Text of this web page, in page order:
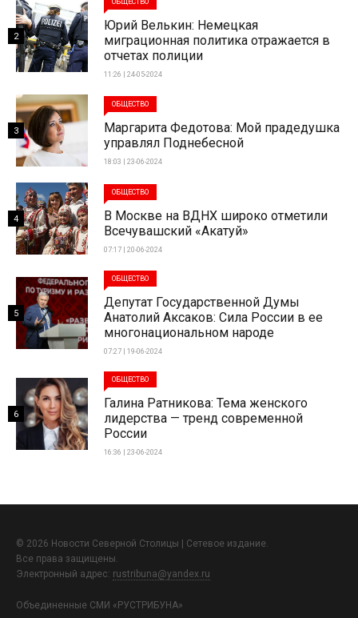
ОБЩЕСТВО
Юрий Велькин: Немецкая
миграционная политика отражается в
отчетах полиции
11:26 | 24-05-2024
2
ОБЩЕСТВО
Маргарита Федотова: Мой прадедушка
управлял Поднебесной
18:03 | 23-06-2024
3
ОБЩЕСТВО
В Москве на ВДНХ широко отметили
Всечувашский «Акатуй»
07:17 | 20-06-2024
4
ОБЩЕСТВО
Депутат Государственной Думы
Анатолий Аксаков: Сила России в ее
многонациональном народе
07:27 | 19-06-2024
5
ОБЩЕСТВО
Галина Ратникова: Тема женского
лидерства — тренд современной
России
16:36 | 23-06-2024
6
© 2026 Новости Северной Столицы | Сетевое издание.
Все права защищены.
Электронный адрес: rustribuna@yandex.ru
Объединенные СМИ «РУСТРИБУНА»